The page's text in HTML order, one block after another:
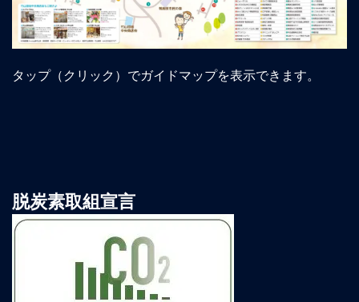
タップ（クリック）でガイドマップを表示できます。
脱炭素取組宣言